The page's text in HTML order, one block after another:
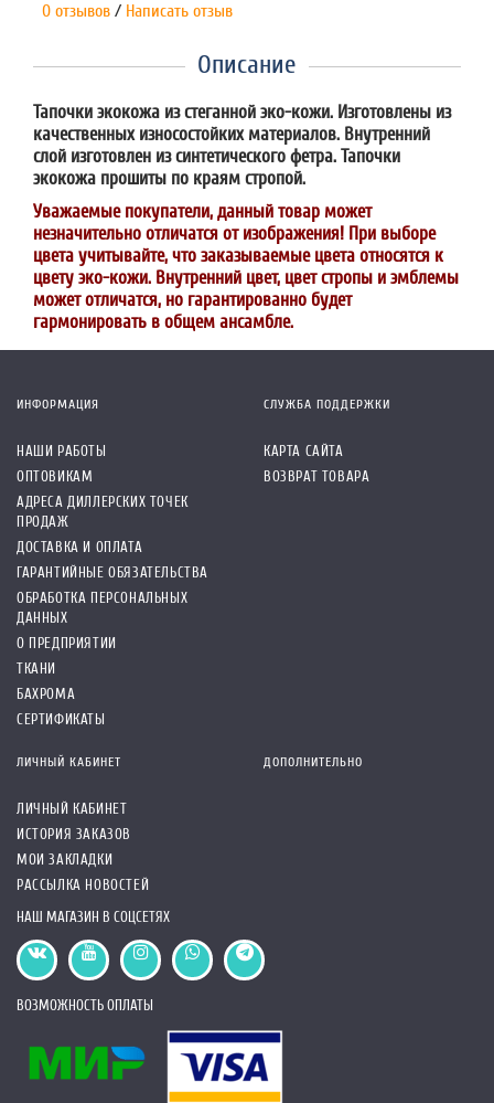
0 отзывов / Написать отзыв
Описание
Тапочки экокожа из стеганной эко-кожи. Изготовлены из
качественных износостойких материалов. Внутренний
слой изготовлен из синтетического фетра. Тапочки
экокожа прошиты по краям стропой.
Уважаемые покупатели, данный товар может
незначительно отличатся от изображения! При выборе
цвета учитывайте, что заказываемые цвета относятся к
цвету эко-кожи. Внутренний цвет, цвет стропы и эмблемы
может отличатся, но гарантированно будет
гармонировать в общем ансамбле.
ИНФОРМАЦИЯ
НАШИ РАБОТЫ
ОПТОВИКАМ
АДРЕСА ДИЛЛЕРСКИХ ТОЧЕК
ПРОДАЖ
ДОСТАВКА И ОПЛАТА
ГАРАНТИЙНЫЕ ОБЯЗАТЕЛЬСТВА
ОБРАБОТКА ПЕРСОНАЛЬНЫХ
ДАННЫХ
О ПРЕДПРИЯТИИ
ТКАНИ
БАХРОМА
СЕРТИФИКАТЫ
СЛУЖБА ПОДДЕРЖКИ
КАРТА САЙТА
ВОЗВРАТ ТОВАРА
ЛИЧНЫЙ КАБИНЕТ
ЛИЧНЫЙ КАБИНЕТ
ИСТОРИЯ ЗАКАЗОВ
МОИ ЗАКЛАДКИ
РАССЫЛКА НОВОСТЕЙ
ДОПОЛНИТЕЛЬНО
НАШ МАГАЗИН В СОЦСЕТЯХ
ВОЗМОЖНОСТЬ ОПЛАТЫ